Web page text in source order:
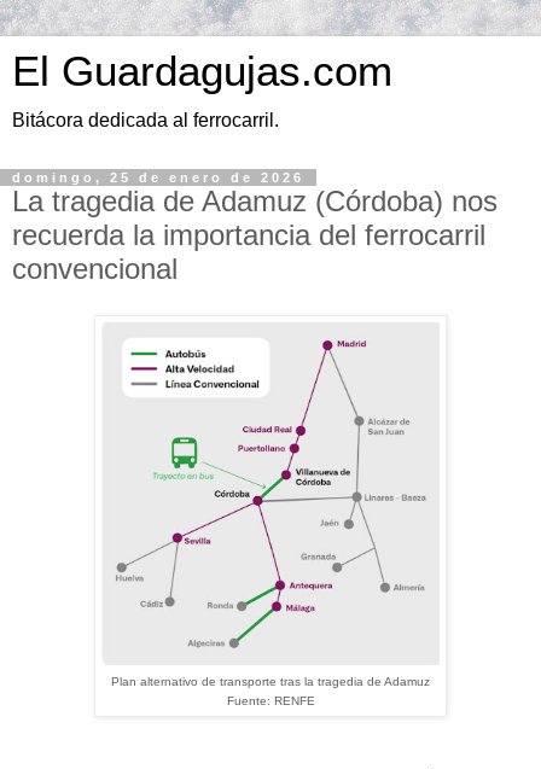
El Guardagujas.com
Bitácora dedicada al ferrocarril.
domingo, 25 de enero de 2026
La tragedia de Adamuz (Córdoba) nos
recuerda la importancia del ferrocarril
convencional
Plan alternativo de transporte tras la tragedia de Adamuz
Fuente: RENFE